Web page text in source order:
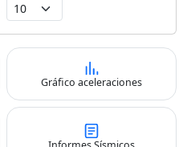
Gráfico aceleraciones